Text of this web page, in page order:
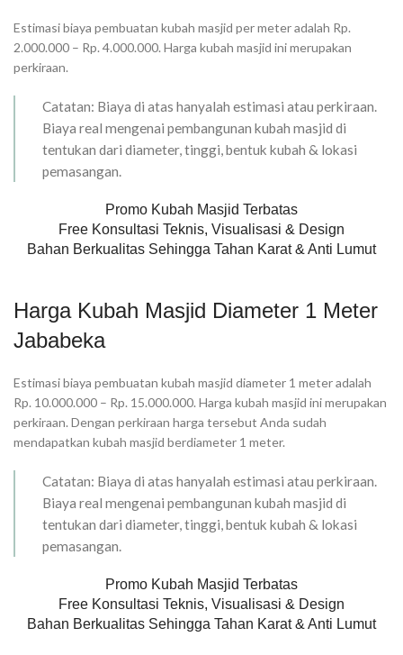
Estimasi biaya pembuatan kubah masjid per meter adalah Rp.
2.000.000 – Rp. 4.000.000. Harga kubah masjid ini merupakan
perkiraan.
Catatan: Biaya di atas hanyalah estimasi atau perkiraan.
Biaya real mengenai pembangunan kubah masjid di
tentukan dari diameter, tinggi, bentuk kubah & lokasi
pemasangan.
Promo Kubah Masjid Terbatas
Free Konsultasi Teknis, Visualisasi & Design
Bahan Berkualitas Sehingga Tahan Karat & Anti Lumut
Harga Kubah Masjid Diameter 1 Meter
Jababeka
Estimasi biaya pembuatan kubah masjid diameter 1 meter adalah
Rp. 10.000.000 – Rp. 15.000.000. Harga kubah masjid ini merupakan
perkiraan. Dengan perkiraan harga tersebut Anda sudah
mendapatkan kubah masjid berdiameter 1 meter.
Catatan: Biaya di atas hanyalah estimasi atau perkiraan.
Biaya real mengenai pembangunan kubah masjid di
tentukan dari diameter, tinggi, bentuk kubah & lokasi
pemasangan.
Promo Kubah Masjid Terbatas
Free Konsultasi Teknis, Visualisasi & Design
Bahan Berkualitas Sehingga Tahan Karat & Anti Lumut